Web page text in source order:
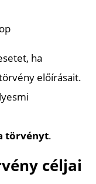
ha
előírásait.
törvényt.
céljai